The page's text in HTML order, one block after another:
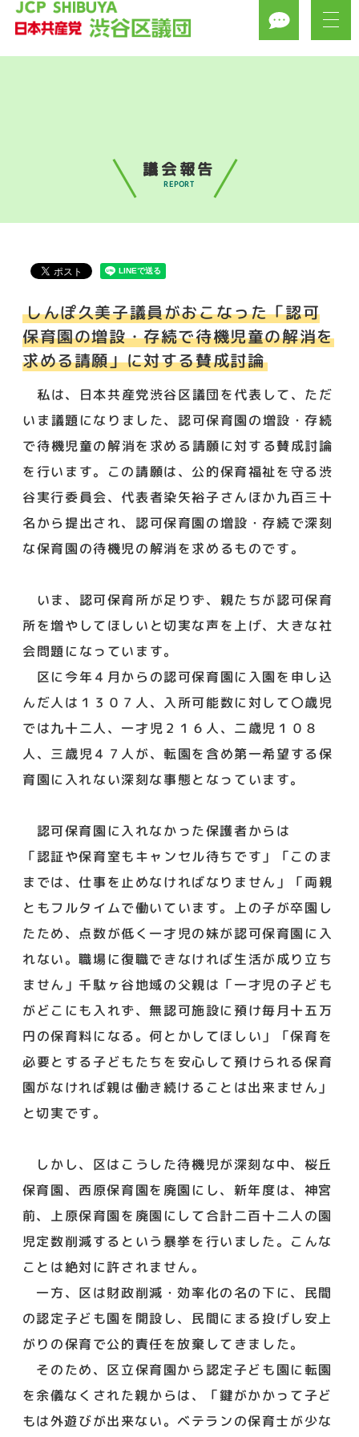
議会報告
REPORT
しんぽ久美子議員がおこなった「認可
保育園の増設・存続で待機児童の解消を
求める請願」に対する賛成討論
私は、日本共産党渋谷区議団を代表して、ただ
いま議題になりました、認可保育園の増設・存続
で待機児童の解消を求める請願に対する賛成討論
を行います。この請願は、公的保育福祉を守る渋
谷実行委員会、代表者染矢裕子さんほか九百三十
名から提出され、認可保育園の増設・存続で深刻
な保育園の待機児の解消を求めるものです。
いま、認可保育所が足りず、親たちが認可保育
所を増やしてほしいと切実な声を上げ、大きな社
会問題になっています。
区に今年４月からの認可保育園に入園を申し込
んだ人は１３０７人、入所可能数に対して〇歳児
では九十二人、一才児２１６人、二歳児１０８
人、三歳児４７人が、転園を含め第一希望する保
育園に入れない深刻な事態となっています。
認可保育園に入れなかった保護者からは
「認証や保育室もキャンセル待ちです」「このま
までは、仕事を止めなければなりません」「両親
ともフルタイムで働いています。上の子が卒園し
たため、点数が低く一才児の妹が認可保育園に入
れない。職場に復職できなければ生活が成り立ち
ません」千駄ヶ谷地域の父親は「一才児の子ども
がどこにも入れず、無認可施設に預け毎月十五万
円の保育料になる。何とかしてほしい」「保育を
必要とする子どもたちを安心して預けられる保育
園がなければ親は働き続けることは出来ません」
と切実です。
しかし、区はこうした待機児が深刻な中、桜丘
保育園、西原保育園を廃園にし、新年度は、神宮
前、上原保育園を廃園にして合計二百十二人の園
児定数削減するという暴挙を行いました。こんな
ことは絶対に許されません。
一方、区は財政削減・効率化の名の下に、民間
の認定子ども園を開設し、民間にまる投げし安上
がりの保育で公的責任を放棄してきました。
そのため、区立保育園から認定子ども園に転園
を余儀なくされた親からは、「鍵がかかって子ど
もは外遊びが出来ない。ベテランの保育士が少な